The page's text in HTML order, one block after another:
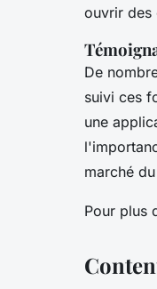
ouvrir des
De
suivi ces
une
marché
Pour plus